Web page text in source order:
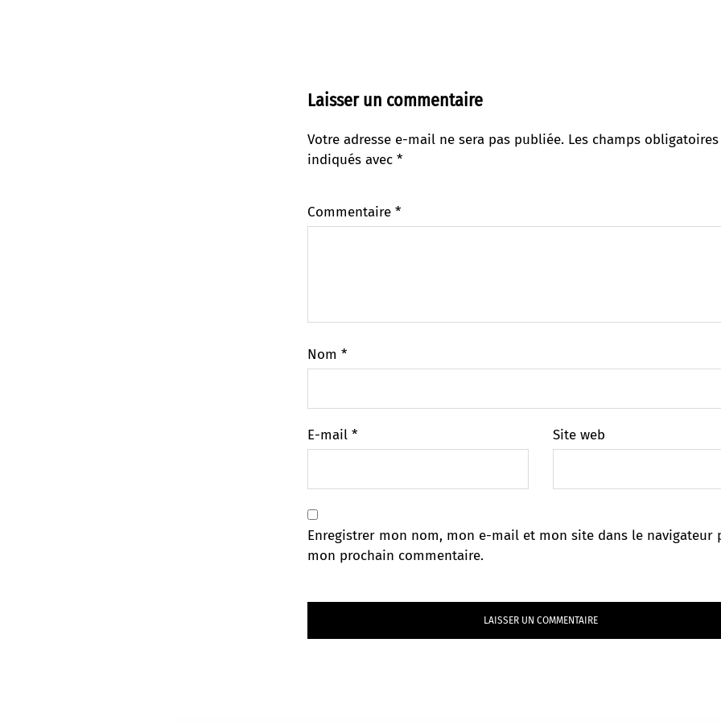
Laisser un commentaire
Votre adresse e-mail ne sera pas publiée. Les champs
indiqués avec *
Commentaire *
Nom *
E-mail * Site web
Enregistrer mon nom, mon e-mail et mon site dans le navigateur
mon prochain commentaire.